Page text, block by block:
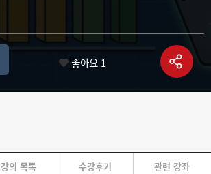
좋아요 1
강의 목록 수강후기 관련 강좌